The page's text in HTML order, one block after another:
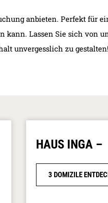
anbieten. Perfekt für
kann. Lassen Sie sich von
unvergesslich zu gestalten!
HAUS INGA –
3 DOMIZILE